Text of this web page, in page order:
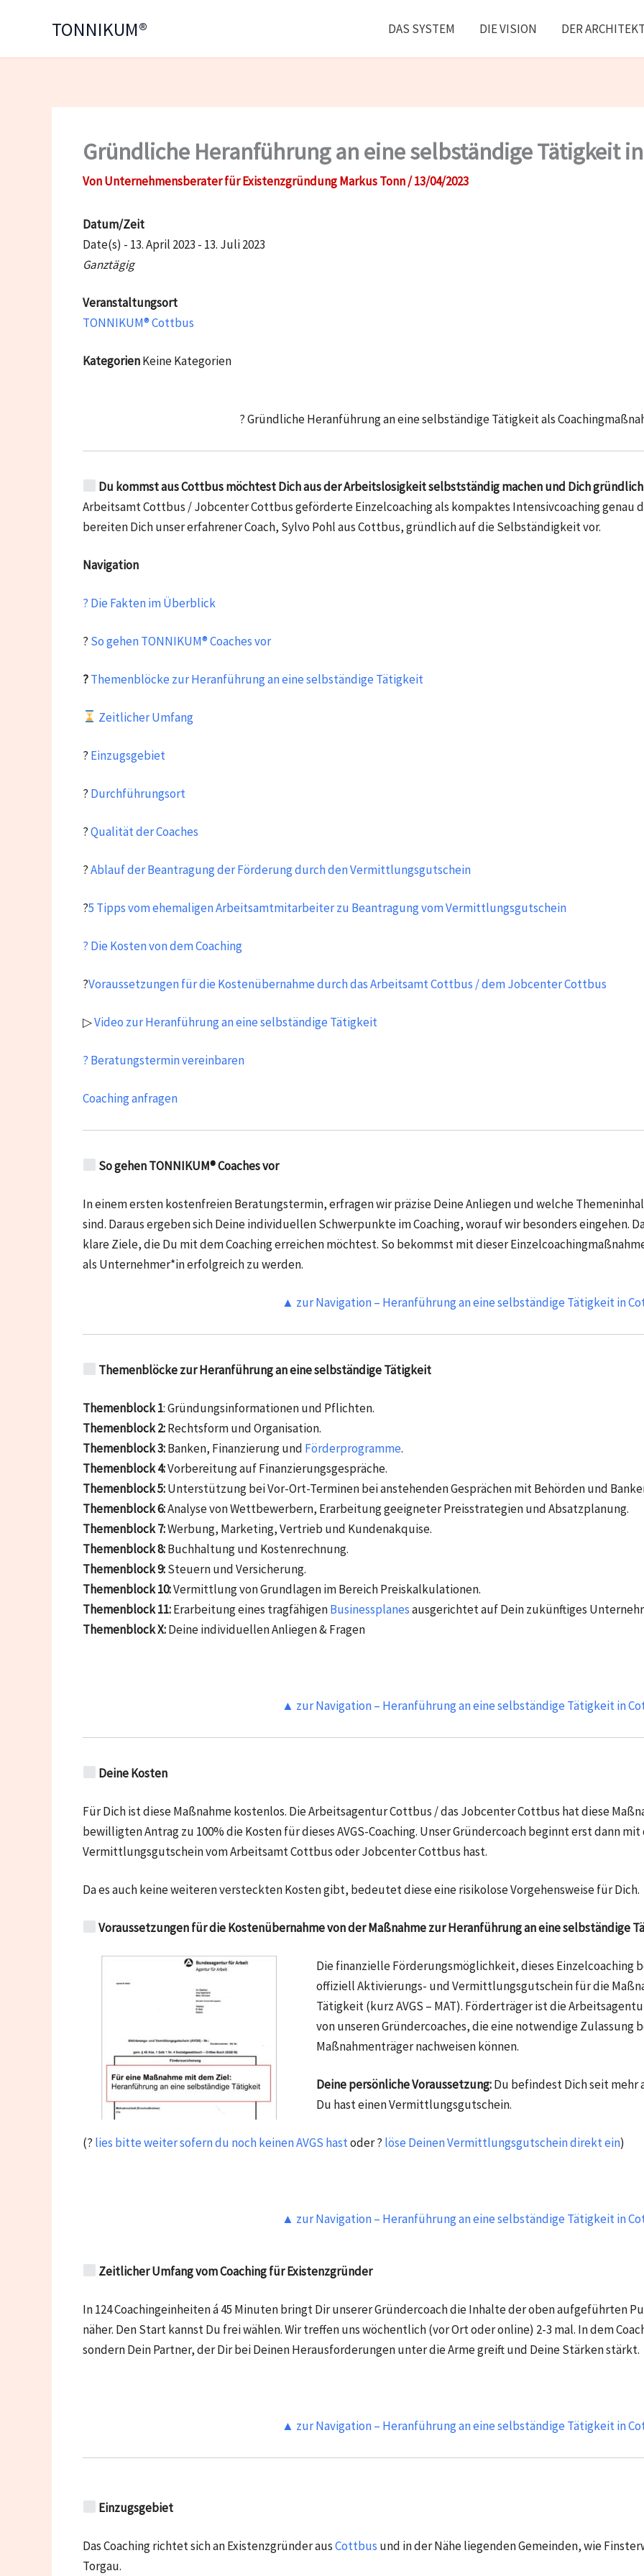
TONNIKUM® DAS SYSTEM DIE VISION DER ARCHITEKT
Gründliche Heranführung an eine selbständige Tätigkeit
VonUnternehmensberater für Existenzgründung Markus Tonn/13/04/2023
Datum/Zeit
Date(s) - 13. April 2023 - 13. Juli 2023
Ganztägig
Veranstaltungsort
TONNIKUM® Cottbus
KategorienKeine Kategorien
? Gründliche Heranführung an eine selbständige Tätigkeit als
Du kommst aus Cottbus möchtest Dich aus der Arbeitslosigkeit selbstständig machen und Dich
Arbeitsamt Cottbus / Jobcenter Cottbus geförderte Einzelcoaching als kompaktes Intensivcoaching genau
bereiten Dich unser erfahrener Coach, Sylvo Pohl aus Cottbus, gründlich auf die Selbständigkeit vor.
Navigation
? Die Fakten im Überblick
? So gehen TONNIKUM® Coaches vor
?Themenblöcke zur Heranführung an eine selbständige Tätigkeit
Zeitlicher Umfang
? Einzugsgebiet
? Durchführungsort
?Qualität der Coaches
?Ablauf der Beantragung der Förderung durch den Vermittlungsgutschein
?5 Tipps vom ehemaligen Arbeitsamtmitarbeiter zu Beantragung vom Vermittlungsgutschein
? Die Kosten von dem Coaching
?Voraussetzungen für die Kostenübernahme durch das Arbeitsamt Cottbus / dem Jobcenter Cottbus
▷Video zur Heranführung an eine selbständige Tätigkeit
? Beratungstermin vereinbaren
Coaching anfragen
So gehen TONNIKUM® Coaches vor
In einem ersten kostenfreien Beratungstermin, erfragen wir präzise Deine Anliegen und welche
sind. Daraus ergeben sich Deine individuellen Schwerpunkte im Coaching, worauf wir besonders eingehen.
klare Ziele, die Du mit dem Coaching erreichen möchtest. So bekommst mit dieser
als Unternehmer*in erfolgreich zu werden.
▲ zur Navigation – Heranführung an eine selbständige Tätigkeit in
Themenblöcke zur Heranführung an eine selbständige Tätigkeit
Themenblock 1: Gründungsinformationen und Pflichten.
Themenblock 2:Rechtsform und Organisation.
Themenblock 3:Banken, Finanzierung und Förderprogramme.
Themenblock 4:Vorbereitung auf Finanzierungsgespräche.
Themenblock 5:Unterstützung bei Vor-Ort-Terminen bei anstehenden Gesprächen mit Behörden und
Themenblock 6:Analyse von Wettbewerbern, Erarbeitung geeigneter Preisstrategien und Absatzplanung.
Themenblock 7:Werbung, Marketing, Vertrieb und Kundenakquise.
Themenblock 8:Buchhaltung und Kostenrechnung.
Themenblock 9:Steuern und Versicherung.
Themenblock 10:Vermittlung von Grundlagen im Bereich Preiskalkulationen.
Themenblock 11:Erarbeitung eines tragfähigenBusinessplanesausgerichtet auf Dein zukünftiges
Themenblock X:Deine individuellen Anliegen & Fragen
▲ zur Navigation – Heranführung an eine selbständige Tätigkeit in
Deine Kosten
Für Dich ist diese Maßnahme kostenlos. Die Arbeitsagentur Cottbus / das Jobcenter Cottbus hat diese
bewilligten Antrag zu 100% die Kosten für dieses AVGS-Coaching. Unser Gründercoach beginnt erst dann
Vermittlungsgutschein vom Arbeitsamt Cottbus oder Jobcenter Cottbus hast.
Da es auch keine weiteren versteckten Kosten gibt, bedeutet diese eine risikolose Vorgehensweise für Dich.
Voraussetzungen für die Kostenübernahme von der Maßnahme zur Heranführung an eine selbständige
Die finanzielle Förderungsmöglichkeit, dieses Einzelcoaching
offiziell Aktivierungs- und Vermittlungsgutschein für die
Tätigkeit (kurz AVGS – MAT). Förderträger ist die
von unseren Gründercoaches, die eine notwendige
Maßnahmenträger nachweisen können.
Deine persönliche Voraussetzung:Du befindest Dich seit mehr
Du hast einen Vermittlungsgutschein.
(? lies bitte weiter sofern du noch keinen AVGS hastoder ? löse Deinen Vermittlungsgutschein direkt ein)
▲ zur Navigation – Heranführung an eine selbständige Tätigkeit in
Zeitlicher Umfang vom Coaching für Existenzgründer
In 124 Coachingeinheiten á 45 Minuten bringt Dir unserer Gründercoach die Inhalte der oben aufgeführten
näher. Den Start kannst Du frei wählen. Wir treffen uns wöchentlich (vor Ort oder online) 2-3 mal. In dem
sondern Dein Partner, der Dir bei Deinen Herausforderungen unter die Arme greift und Deine Stärken stärkt.
▲ zur Navigation – Heranführung an eine selbständige Tätigkeit in
Einzugsgebiet
Das Coaching richtet sich an Existenzgründer ausCottbus und in der Nähe liegenden Gemeinden, wie
Torgau.